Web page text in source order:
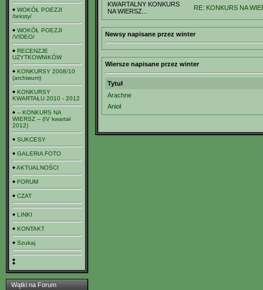
WOKÓŁ POEZJI
/teksty/
WOKÓŁ POEZJI
/VIDEO/
RECENZJE
UŻYTKOWNIKÓW
KONKURSY 2008/10
(archiwum)
KONKURSY
KWARTAŁU 2010 - 2012
-- KONKURS NA
WIERSZ -- (IV kwartał
2012)
SUKCESY
GALERIA FOTO
AKTUALNOŚCI
FORUM
CZAT
LINKI
KONTAKT
Szukaj
Wątki na Forum
KWARTALNY KONKURS
NA WIERSZ...
RE: KONKURS NA
Newsy napisane przez winter
Wiersze napisane przez winter
Tytuł
Arachne
Anioł